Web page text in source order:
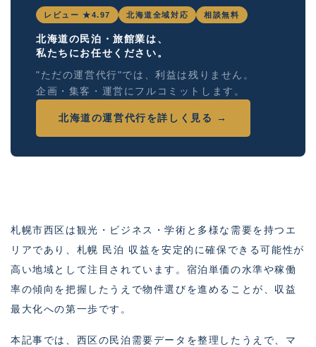
レビュー ★4.97 北海道全域対応 相談無料
北海道の民泊・旅館業は、
私たちにお任せください。
"ただの運営代行"では、利益は残りません。
企画・集客・運営にフルコミットします。
北海道の運営代行を詳しく見る →
札幌市西区は観光・ビジネス・学術と多様な需要を持つエ
リアであり、札幌 民泊 収益を安定的に確保できる可能性が
高い地域として注目されています。宿泊単価の水準や稼働
率の傾向を把握したうえで物件選びを進めることが、収益
最大化への第一歩です。
本記事では、西区の民泊需要データを整理したうえで、マ